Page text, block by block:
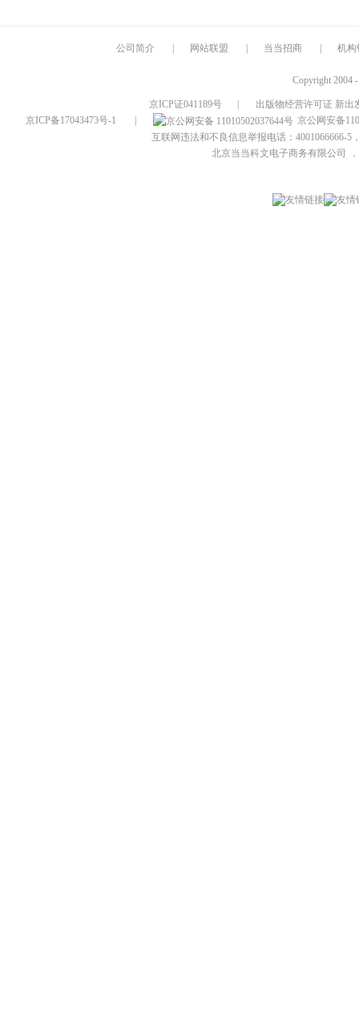
公司简介 网站联盟 当当招商 机构
Copyright 2004
京ICP证041189号
出版物经营许可证 新出
京ICP备17043473号-1
京公网安备
互联网违法和不良信息举报电话：4001066666-5
北京当当科文电子商务有限公司